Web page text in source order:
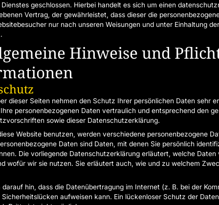
geschlossen. Hierbei handelt es sich um einen
Vertrag, der gewährleistet, dass dieser die
nur nach unseren Weisungen und unter Einhaltung
Hinweise und
dieser Seiten nehmen den Schutz Ihrer persönlichen Daten sehr
personenbezogenen Daten vertraulich und entsprechend den
sowie dieser Datenschutzerklärung.
Website benutzen, werden verschiedene personenbezogene
Daten sind Daten, mit denen Sie persönlich
Die vorliegende Datenschutzerklärung erläutert, welche Daten
wofür wir sie nutzen. Sie erläutert auch, wie und zu welchem
darauf hin, dass die Datenübertragung im Internet (z. B. bei der
Sicherheitslücken aufweisen kann. Ein lückenloser Schutz der